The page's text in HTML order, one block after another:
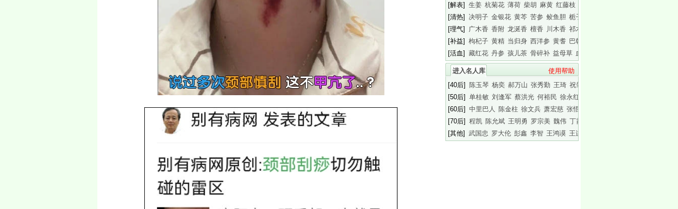
[解表] 生姜 杭菊花 薄荷 柴胡 麻黄 红藤枝
[清热] 决明子 金银花 黄芩 苦参 鲛鱼胆 栀子
[理气]
广木香 香附 龙涎香 檀香 川木香 祁木香
[补益] 枸杞子 黄精 当归身 西洋参 黄耆 巴戟天
[活血] 藏红花 丹参 孩儿茶 骨碎补 益母草 血竭
进入名人库
使用帮助
[40后]
陈玉琴 杨奕 郝万山 张秀勤 王琦 祝肇刚
[50后] 单桂敏 刘逢军 蔡洪光 何裕民 徐永红
[60后] 中里巴人 陈金柱 徐文兵 萧宏慈 张悟本
[70后] 程凯 陈允斌 王明勇 罗宗美 魏伟 丁霞
[其他] 武国忠 罗大伦 彭鑫 李智 王鸿谟 王连清